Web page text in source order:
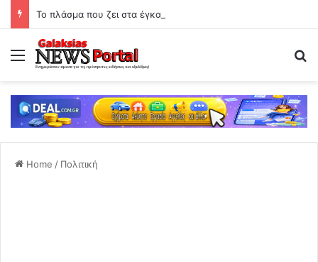
Menu
Home / Πολιτική